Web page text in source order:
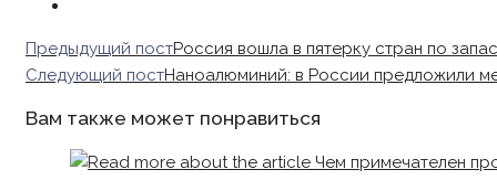
Read
more
Предыдущий постРоссия вошла в пятерку стран по
Следующий постНаноалюминий: в России предложили
Вам также может понравиться